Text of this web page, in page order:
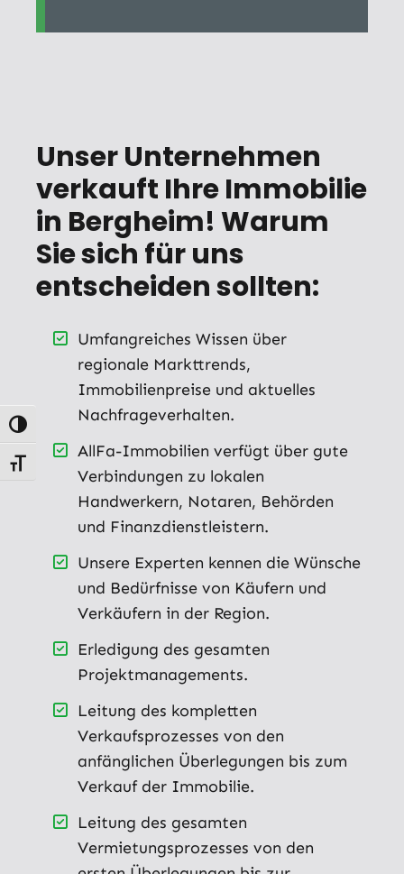
Umschalten auf hohe Kontraste
Schrift vergrößern
Unser Unternehmen
verkauft Ihre Immobilie
in Bergheim! Warum
Sie sich für uns
entscheiden sollten:
Umfangreiches Wissen über
regionale Markttrends,
Immobilienpreise und aktuelles
Nachfrageverhalten.
AllFa-Immobilien verfügt über gute
Verbindungen zu lokalen
Handwerkern, Notaren, Behörden
und Finanzdienstleistern.
Unsere Experten kennen die Wünsche
und Bedürfnisse von Käufern und
Verkäufern in der Region.
Erledigung des gesamten
Projektmanagements.
Leitung des kompletten
Verkaufsprozesses von den
anfänglichen Überlegungen bis zum
Verkauf der Immobilie.
Leitung des gesamten
Vermietungsprozesses von den